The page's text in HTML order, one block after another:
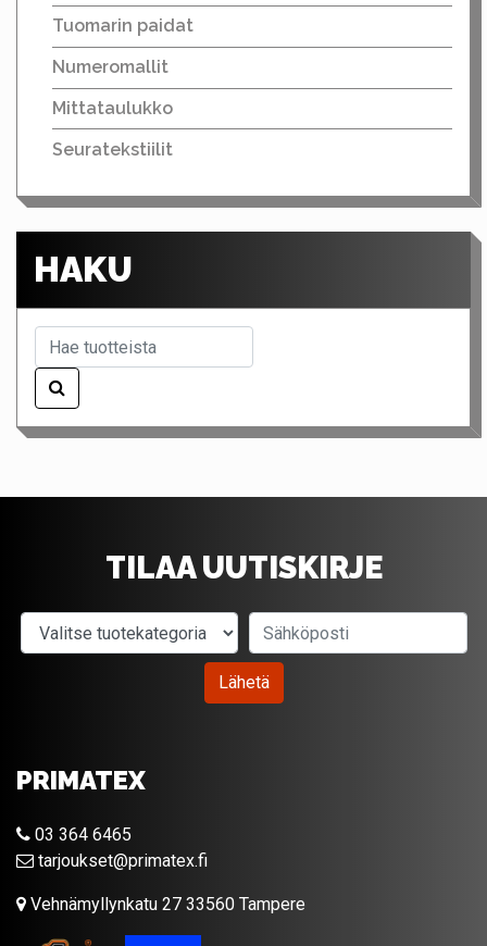
Tuomarin paidat
Numeromallit
Mittataulukko
Seuratekstiilit
HAKU
TILAA UUTISKIRJE
Valitse tuotekategoria
Lähetä
PRIMATEX
03 364 6465
tarjoukset@primatex.fi
Vehnämyllynkatu 27 33560 Tampere